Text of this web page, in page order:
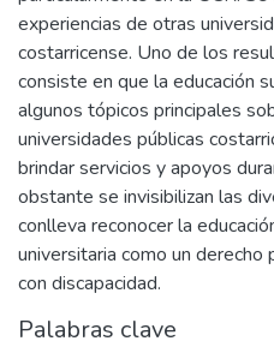
experiencias de otras
costarricense. Uno de los
consiste en que la educación
algunos tópicos principales
universidades públicas
brindar servicios y apoyos
obstante se invisibilizan las
conlleva reconocer la
universitaria como un
con discapacidad.
Palabras clave